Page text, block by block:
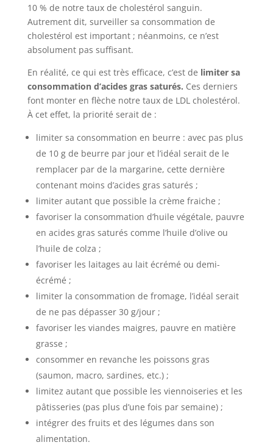
10 % de notre taux de cholestérol sanguin.
Autrement dit, surveiller sa consommation de
cholestérol est important ; néanmoins, ce n’est
absolument pas suffisant.
En réalité, ce qui est très efficace, c’est de limiter sa
consommation d’acides gras saturés. Ces derniers
font monter en flèche notre taux de LDL cholestérol.
À cet effet, la priorité serait de :
limiter sa consommation en beurre : avec pas plus
de 10 g de beurre par jour et l’idéal serait de le
remplacer par de la margarine, cette dernière
contenant moins d’acides gras saturés ;
limiter autant que possible la crème fraiche ;
favoriser la consommation d’huile végétale, pauvre
en acides gras saturés comme l’huile d’olive ou
l’huile de colza ;
favoriser les laitages au lait écrémé ou demi-
écrémé ;
limiter la consommation de fromage, l’idéal serait
de ne pas dépasser 30 g/jour ;
favoriser les viandes maigres, pauvre en matière
grasse ;
consommer en revanche les poissons gras
(saumon, macro, sardines, etc.) ;
limitez autant que possible les viennoiseries et les
pâtisseries (pas plus d’une fois par semaine) ;
intégrer des fruits et des légumes dans son
alimentation.